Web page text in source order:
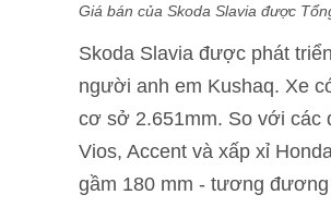
Giá bán của Skoda Slavia được
Skoda Slavia được phát
người anh em Kushaq. Xe
cơ sở 2.651mm. So với các
Vios, Accent và xấp xỉ
gầm 180 mm - tương